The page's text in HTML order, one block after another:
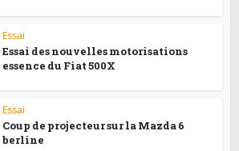
Essai
Essai des nouvelles motorisations
essence du Fiat 500X
Essai
Coup de projecteur sur la Mazda 6
berline